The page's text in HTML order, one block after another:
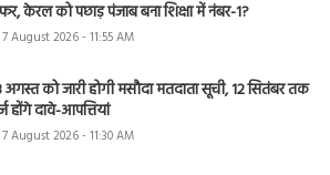
केरल को पछाड़ पंजाब बना शिक्षा में नंबर-1?
7 August 2026 - 11:55 AM
अगस्त को जारी होगी मसौदा मतदाता सूची, 12 सितंबर तक
होंगे दावे-आपत्तियां
7 August 2026 - 11:30 AM